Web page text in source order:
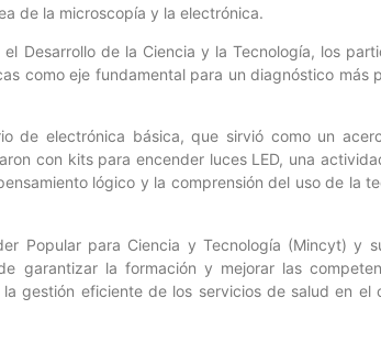
de la microscopía y la electrónica.
Desarrollo de la Ciencia y la Tecnología, los
como eje fundamental para un diagnóstico más
de electrónica básica, que sirvió como un
con kits para encender luces LED, una
lógico y la comprensión del uso de la
Popular para Ciencia y Tecnología (Mincyt) y
garantizar la formación y mejorar las
gestión eficiente de los servicios de salud en el